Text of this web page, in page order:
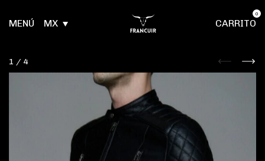
MENÚ MX CARRITO
0
1 / 4